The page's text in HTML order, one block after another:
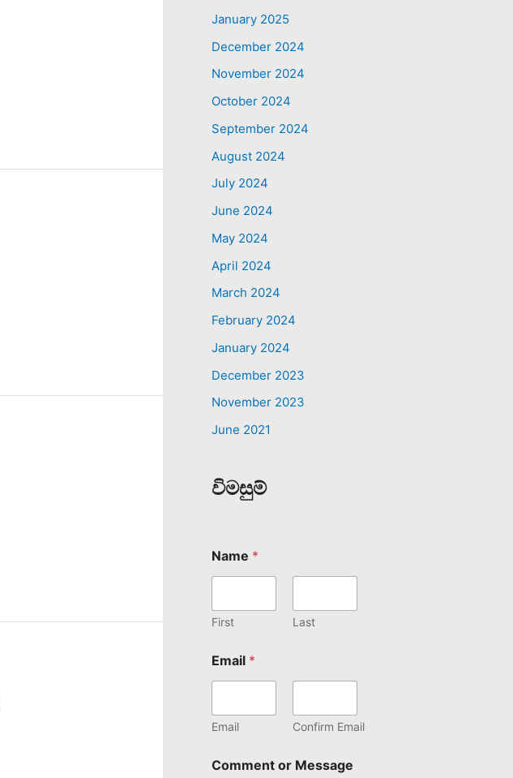
January 2025
December 2024
November 2024
October 2024
September 2024
August 2024
July 2024
June 2024
May 2024
April 2024
March 2024
February 2024
January 2024
December 2023
November 2023
June 2021
විමසුම්
Name *
First Last
Email *
Email Confirm Email
Comment or Message